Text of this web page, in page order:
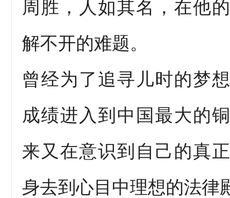
周胜，人如其名，在他
解不开的难题。
曾经为了追寻儿时的梦
成绩进入到中国最大的
来又在意识到自己的真
身去到心目中理想的法律